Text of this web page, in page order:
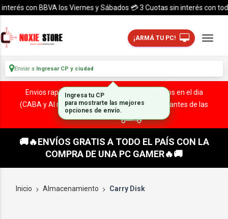
con BBVA los Viernes y Sábados 💳 3 Cuotas sin interés con
¡ARMÁ TU PC!
Enviar a Ingresar CP y ciudad
Envios rapidos y seguros a todo el pais. ¡ Envios en el dia
(CABA y Al rededores) Acreditando tu compra antes de las
🚚🔥ENVÍOS GRATIS A TODO EL PAÍS CON LA
COMPRA DE UNA PC GAMER🔥🚚
Inicio Almacenamiento Carry Disk
Ingresa tu CP
para mostrarte las mejores
opciones de envío.